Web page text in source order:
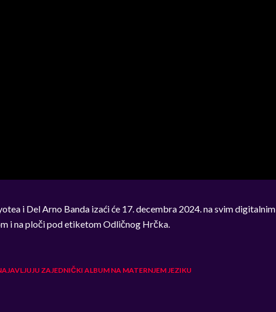
i Del Arno Banda izaći će 17. decembra 2024. na svim digitalnim
i na ploči pod etiketom Odličnog Hrčka.
ZAJEDNIČKI ALBUM NA MATERNJEM JEZIKU